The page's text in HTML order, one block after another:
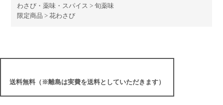
わさび・薬味・スパイス >旬薬味
限定商品 >花わさび
送料無料（※離島は実費を送料としていただきます）